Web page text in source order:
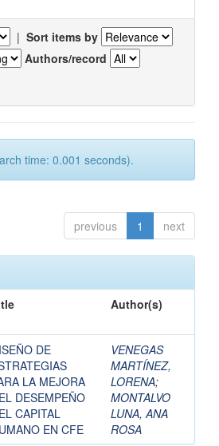
| Sort items by
Authors/record
time: 0.001 seconds).
previous 1 next
Author(s)
DE
LA MEJORA
DESEMPEÑO
CAPITAL
EN CFE
VENEGAS
MARTÍNEZ,
LORENA;
MONTALVO
LUNA, ANA
ROSA